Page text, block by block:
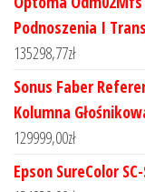
Podnoszenia I
135298,77zł
Sonus Faber
Kolumna
129999,00zł
Epson SureColor